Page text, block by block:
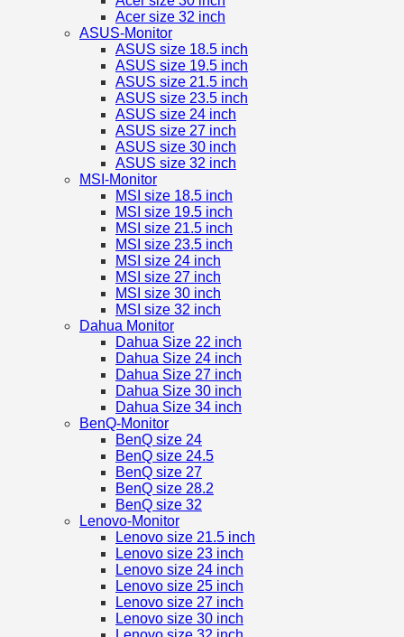
Acer size 32 inch
ASUS-Monitor
ASUS size 18.5 inch
ASUS size 19.5 inch
ASUS size 21.5 inch
ASUS size 23.5 inch
ASUS size 24 inch
ASUS size 27 inch
ASUS size 30 inch
ASUS size 32 inch
MSI-Monitor
MSI size 18.5 inch
MSI size 19.5 inch
MSI size 21.5 inch
MSI size 23.5 inch
MSI size 24 inch
MSI size 27 inch
MSI size 30 inch
MSI size 32 inch
Dahua Monitor
Dahua Size 22 inch
Dahua Size 24 inch
Dahua Size 27 inch
Dahua Size 30 inch
Dahua Size 34 inch
BenQ-Monitor
BenQ size 24
BenQ size 24.5
BenQ size 27
BenQ size 28.2
BenQ size 32
Lenovo-Monitor
Lenovo size 21.5 inch
Lenovo size 23 inch
Lenovo size 24 inch
Lenovo size 25 inch
Lenovo size 27 inch
Lenovo size 30 inch